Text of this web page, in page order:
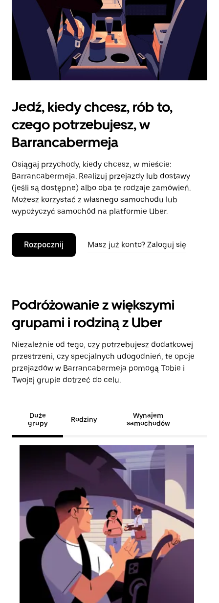
Jedź, kiedy chcesz, rób to,
czego potrzebujesz, w
Barrancabermeja
Osiągaj przychody, kiedy chcesz, w mieście:
Barrancabermeja. Realizuj przejazdy lub dostawy
(jeśli są dostępne) albo oba te rodzaje zamówień.
Możesz korzystać z własnego samochodu lub
wypożyczyć samochód na platformie Uber.
Rozpocznij Masz już konto? Zaloguj się
Podróżowanie z większymi
grupami i rodziną z Uber
Niezależnie od tego, czy potrzebujesz dodatkowej
przestrzeni, czy specjalnych udogodnień, te opcje
przejazdów w Barrancabermeja pomogą Tobie i
Twojej grupie dotrzeć do celu.
Duże
grupy
Rodziny
Wynajem
samochodów